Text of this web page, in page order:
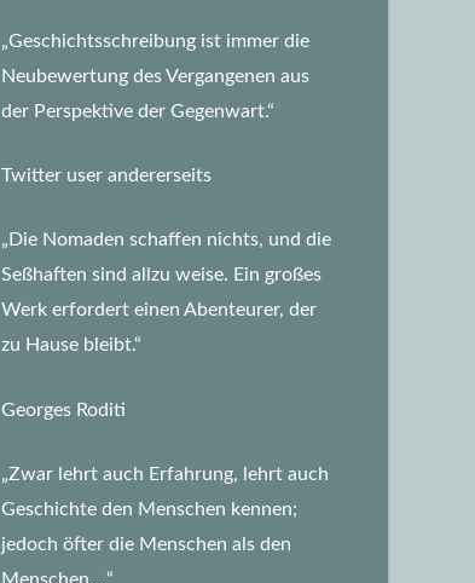
„Geschichtsschreibung ist immer die
Neubewertung des Vergangenen aus
der Perspektive der Gegenwart.“
Twitter user andererseits
„Die Nomaden schaffen nichts, und die
Seßhaften sind allzu weise. Ein großes
Werk erfordert einen Abenteurer, der
zu Hause bleibt.“
Georges Roditi
„Zwar lehrt auch Erfahrung, lehrt auch
Geschichte den Menschen kennen;
jedoch öfter die Menschen als den